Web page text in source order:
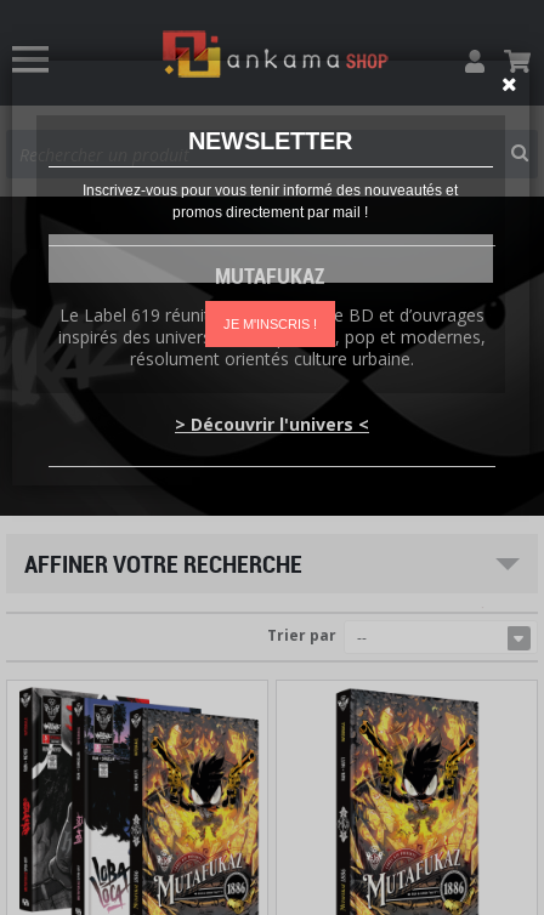
NEWSLETTER
Inscrivez-vous pour vous tenir informé des nouveautés et
promos directement par mail !
JE M'INSCRIS !
MUTAFUKAZ
Le Label 619 réunit une sélection de BD et d’ouvrages
inspirés des univers contemporains, pop et modernes,
résolument orientés culture urbaine.
> Découvrir l'univers <
AFFINER VOTRE RECHERCHE
Trier par --